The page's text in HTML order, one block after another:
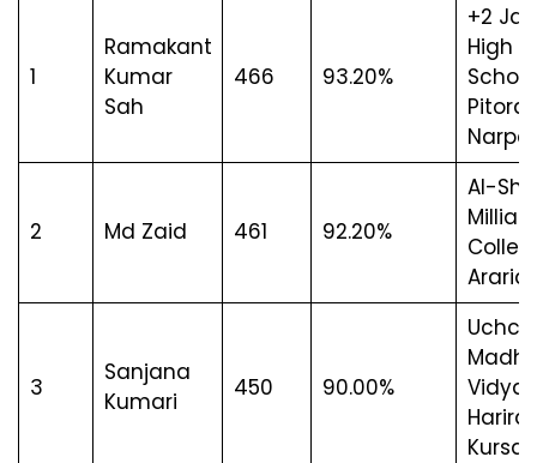
1
Ramakant
Kumar
Sah
466 93.20%
+2
High
Pitora,
2 Md Zaid 461 92.20%
Al-
Millia
Araria
3
Sanjana
Kumari
450 90.00%
Uchch
Harira,